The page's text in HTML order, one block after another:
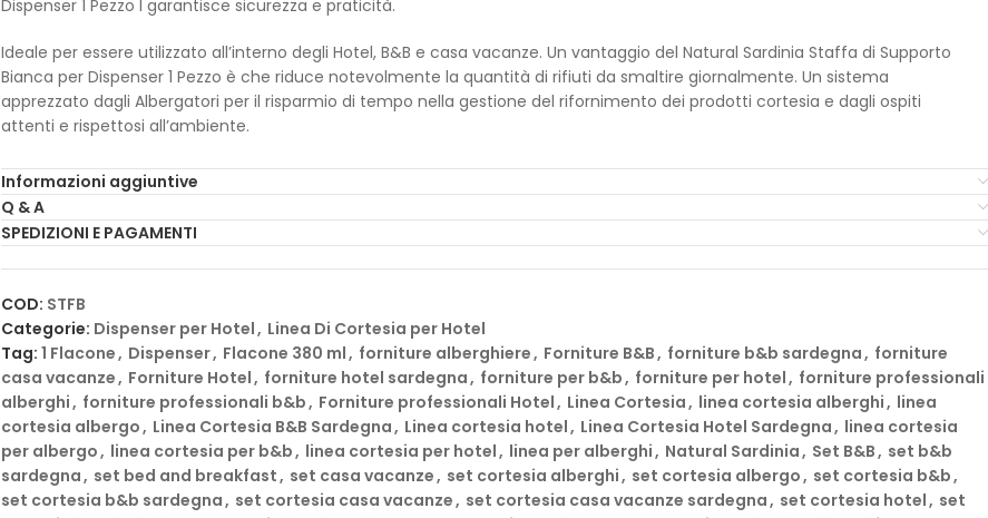
Dispenser 1 Pezzo l garantisce sicurezza e praticità.
Ideale per essere utilizzato all’interno degli Hotel, B&B e casa vacanze. Un vantaggio del Natural Sardinia Staffa di Supporto
Bianca per Dispenser 1 Pezzo è che riduce notevolmente la quantità di rifiuti da smaltire giornalmente. Un sistema
apprezzato dagli Albergatori per il risparmio di tempo nella gestione del rifornimento dei prodotti cortesia e dagli ospiti
attenti e rispettosi all’ambiente.
Questo Articolo include esclusivamente la singolaStaffa di Supporto Bianca per Dispenser 380 ml.Per l’acquisto del
dispenser da apporre sulla staffa consigliamo l’acquisto del:
Natural Sardinia Dispenser Doccia Shampoo 380 ml
Il Flacone da 380ml, Ideale per l’uso quotidiano, Rispetta l’ambiente. Ottimonella gestione per il rifornimento dei prodotti
cortesia.
Oltre al Natural Sardinia Staffa di Supporto Bianca per Dispenser 1 Pezzo può essere acquistata anche la staffa di
supporto in versione cromata:
Staffa di Supporto Cromata
Natural Sardinianasce con l’intento di portare qualità nelle strutture di ospitalità come Hotel, B&B, Casa Vacanze e rafforzare
il Legame con il Territorio e con le peculiarità inconfondibili della Sardegna. Abbiamo creato per i nostri prodotti una
fragranza luminosa e piena di gioia, che raccoglie la pienezza di una vacanza in Sardegna.
Informazioni aggiuntive
Q & A
SPEDIZIONI E PAGAMENTI
COD: STFB
Categorie: Dispenser per Hotel, Linea Di Cortesia per Hotel
Tag: 1 Flacone, Dispenser, Flacone 380 ml, forniture alberghiere, Forniture B&B, forniture b&b sardegna, forniture
casa vacanze, Forniture Hotel, forniture hotel sardegna, forniture per b&b, forniture per hotel, forniture professionali
alberghi, forniture professionali b&b, Forniture professionali Hotel, Linea Cortesia, linea cortesia alberghi, linea
cortesia albergo, Linea Cortesia B&B Sardegna, Linea cortesia hotel, Linea Cortesia Hotel Sardegna, linea cortesia
per albergo, linea cortesia per b&b, linea cortesia per hotel, linea per alberghi, Natural Sardinia, Set B&B, set b&b
sardegna, set bed and breakfast, set casa vacanze, set cortesia alberghi, set cortesia albergo, set cortesia b&b,
set cortesia b&b sardegna, set cortesia casa vacanze, set cortesia casa vacanze sardegna, set cortesia hotel, set